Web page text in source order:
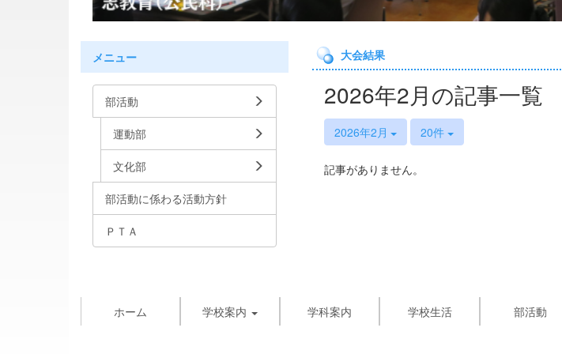
大会結果
2026年2月の記事一覧
2026年2月 20件
記事がありません。
メニュー
部活動
運動部
文化部
部活動に係わる活動方針
ＰＴＡ
ホーム 学校案内 学科案内 学校生活 部活動